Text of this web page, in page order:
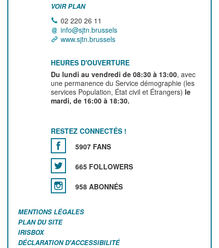
VOIR PLAN
02 220 26 11
info@sjtn.brussels
www.sjtn.brussels
HEURES D'OUVERTURE
Du lundi au vendredi de 08:30 à 13:00, avec
une permanence du Service démographie (les
services Population, État civil et Étrangers) le
mardi, de 16:00 à 18:30.
RESTEZ CONNECTÉS !
5907 FANS
665 FOLLOWERS
958 ABONNÉS
MENTIONS LÉGALES
PLAN DU SITE
IRISBOX
DÉCLARATION D'ACCESSIBILITÉ